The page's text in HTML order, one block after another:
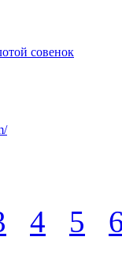
совенок
4 5